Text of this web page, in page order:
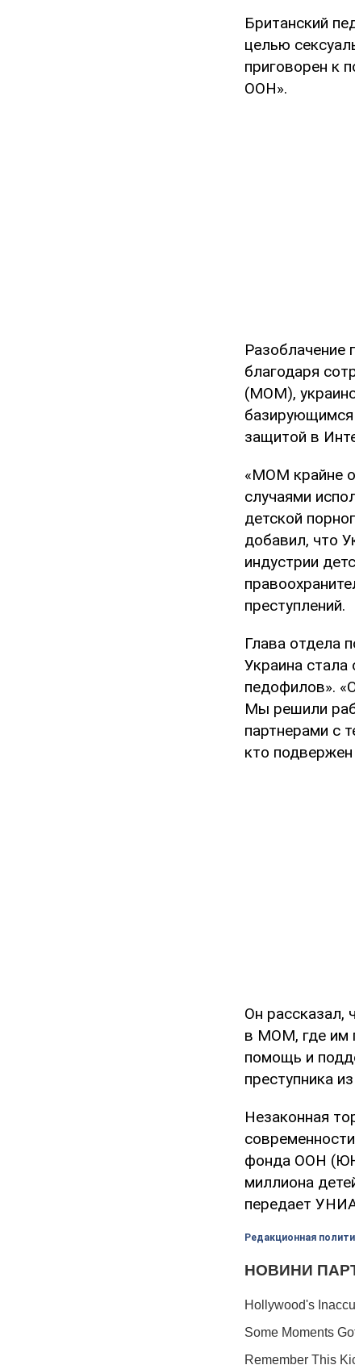
Британский
целью
приговорен к
ООН».
Разоблачение
благодаря
(МОМ),
базирующимся
защитой в
«МОМ крайне
случаями
детской
добавил, что
индустрии
преступлений.
Глава отдела
Украина стала
педофилов».
Мы решили
партнерами с
кто
Он рассказал,
в МОМ, где им
помощь и
преступника
Незаконная
фонда ООН
миллиона
передает
Редакционная